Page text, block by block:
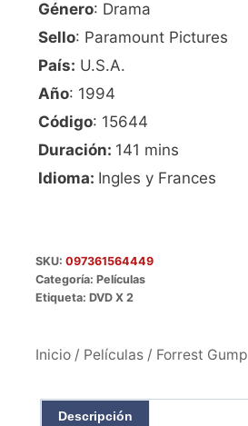
Género: Drama
Sello: Paramount Pictures
País: U.S.A.
Año: 1994
Código: 15644
Duración: 141 mins
Idioma: Ingles y Frances
SKU: 097361564449
Categoría: Películas
Etiqueta: DVD X 2
Inicio / Películas / Forrest Gump
Descripción